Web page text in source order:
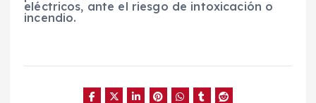
eléctricos, ante el riesgo de intoxicación o
incendio.